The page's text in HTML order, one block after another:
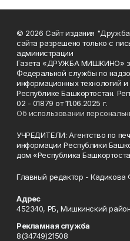
© 2026 Сайт издания
сайта разрешено только с
администрации
Газета «ДРУЖБА МИШКИНО»
Федеральной службы по
информационных технологий
Республике Башкортостан.
02 - 01879 от 11.06.2025 г.
Об использовании
УЧРЕДИТЕЛИ: Агентство по
информации Республики
дом «Республика
Главный редактор -
Адрес
452340, РБ, Мишкинский
Рекламная служба
8(34749)21508